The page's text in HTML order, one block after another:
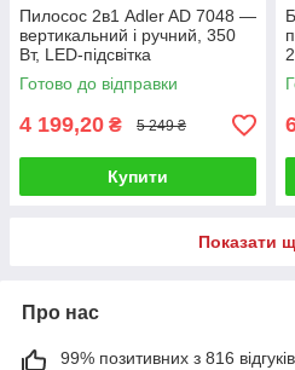
Пилосос 2в1 Adler AD 7048 —
вертикальний і ручний, 350
Вт, LED-підсвітка
Готово до відправки
4 199,20 ₴ 5 249 ₴
Купити
Показати
Про нас
99% позитивних з 816